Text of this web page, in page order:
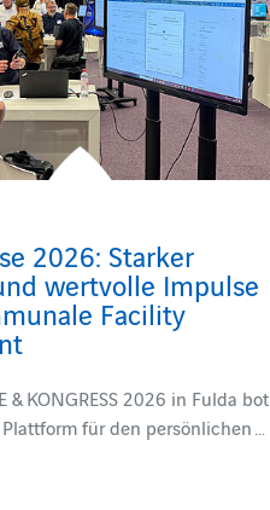
2026: Starker
wertvolle Impulse
Facility
& KONGRESS 2026 in Fulda bot
für den persönlichen …